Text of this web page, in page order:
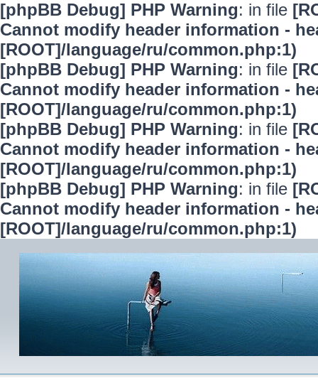
[phpBB Debug] PHP Warning: in file
Cannot modify header information -
[ROOT]/language/ru/common.php:1)
[phpBB Debug] PHP Warning: in file
Cannot modify header information -
[ROOT]/language/ru/common.php:1)
[phpBB Debug] PHP Warning: in file
Cannot modify header information -
[ROOT]/language/ru/common.php:1)
[phpBB Debug] PHP Warning: in file
Cannot modify header information -
[ROOT]/language/ru/common.php:1)